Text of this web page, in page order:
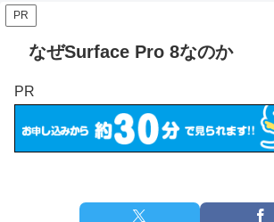
PR
なぜSurface Pro 8なのか
PR